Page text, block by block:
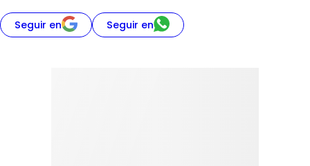
Seguir en Seguir en